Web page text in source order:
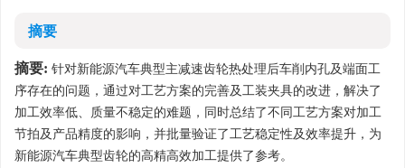
摘要
摘要: 针对新能源汽车典型主减速齿轮热处理后车削内孔及端面工
序存在的问题，通过对工艺方案的完善及工装夹具的改进，解决了
加工效率低、质量不稳定的难题，同时总结了不同工艺方案对加工
节拍及产品精度的影响，并批量验证了工艺稳定性及效率提升，为
新能源汽车典型齿轮的高精高效加工提供了参考。